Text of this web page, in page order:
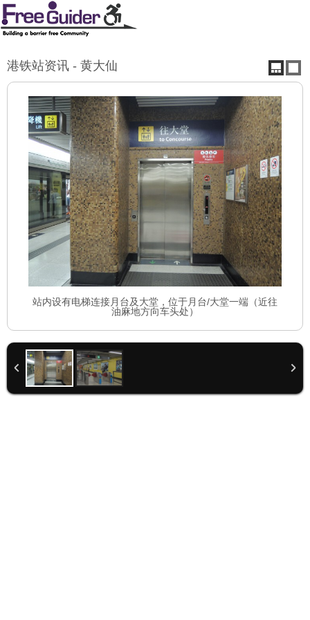
港铁站资讯 - 黄大仙
站内设有电梯连接月台及大堂，位于月台/大堂一端（近往
油麻地方向车头处）